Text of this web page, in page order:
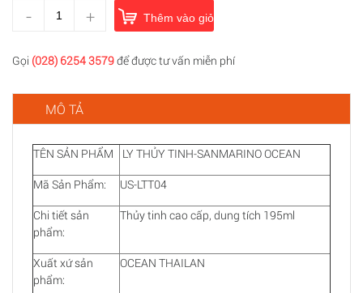
- + Thêm vào giỏ hàng
Gọi (028) 6254 3579để được tư vấn miễn phí
MÔ TẢ
TÊN SẢN PHẨM
LY THỦY TINH-SANMARINO OCEAN
Mã Sản Phẩm:
US-LTT04
Chi tiết sản
phẩm:
Thủy tinh cao cấp, dung tích 195ml
Xuất xứ sản
phẩm:
OCEAN THAILAN